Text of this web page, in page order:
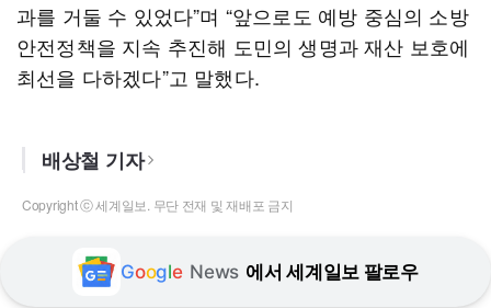
과를 거둘 수 있었다”며 “앞으로도 예방 중심의 소방
안전정책을 지속 추진해 도민의 생명과 재산 보호에
최선을 다하겠다”고 말했다.
배상철 기자
Copyright ⓒ 세계일보. 무단 전재 및 재배포 금지
Google News 에서 세계일보 팔로우